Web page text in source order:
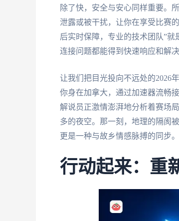
除了快，安全与安心同样重要。
泄露或被干扰，让你在享受比赛
后实时保障，专业的技术团队”
连接问题都能得到快速响应和解决
让我们把目光投向不远处的2026
你身在加拿大，通过加速器流畅
解说员正激情澎湃地分析着赛场
多的夜空。那一刻，地理的隔阂
更是一种与故乡情感脉搏的同步。
行动起来：重